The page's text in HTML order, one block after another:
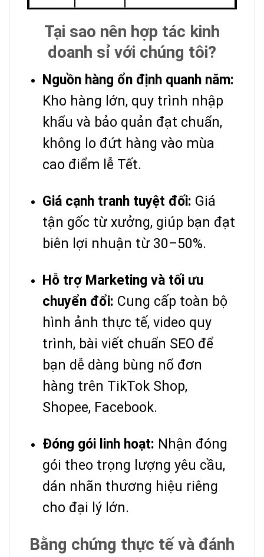
Tại sao nên hợp tác kinh
doanh sỉ với chúng tôi?
Nguồn hàng ổn định quanh năm:
Kho hàng lớn, quy trình nhập
khẩu và bảo quản đạt chuẩn,
không lo đứt hàng vào mùa
cao điểm lễ Tết.
Giá cạnh tranh tuyệt đối: Giá
tận gốc từ xưởng, giúp bạn đạt
biên lợi nhuận từ 30–50%.
Hỗ trợ Marketing và tối ưu
chuyển đổi: Cung cấp toàn bộ
hình ảnh thực tế, video quy
trình, bài viết chuẩn SEO để
bạn dễ dàng bùng nổ đơn
hàng trên TikTok Shop,
Shopee, Facebook.
Đóng gói linh hoạt: Nhận đóng
gói theo trọng lượng yêu cầu,
dán nhãn thương hiệu riêng
cho đại lý lớn.
Bằng chứng thực tế và đánh